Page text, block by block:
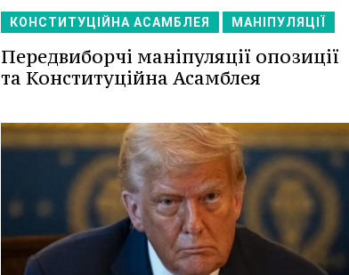
КОНСТИТУЦІЙНА АСАМБЛЕЯ МАНІПУЛЯЦІЇ
Передвиборчі маніпуляції опозиції
та Конституційна Асамблея